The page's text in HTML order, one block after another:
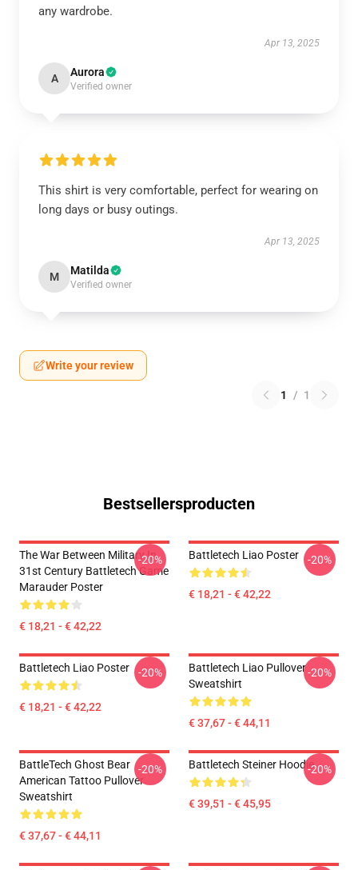
any wardrobe.
Apr 13, 2025
A Aurora
Verified owner
This shirt is very comfortable, perfect for wearing on
long days or busy outings.
Apr 13, 2025
M Matilda
Verified owner
Write your review
1 / 1
Bestsellersproducten
The War Between Military In
31st Century Battletech Game
Marauder Poster
€ 18,21 - € 42,22
-20% Battletech Liao Poster
€ 18,21 - € 42,22
-20%
Battletech Liao Poster
€ 18,21 - € 42,22
-20%
Battletech Liao Pullover
Sweatshirt
€ 37,67 - € 44,11
-20%
BattleTech Ghost Bear
American Tattoo Pullover
Sweatshirt
€ 37,67 - € 44,11
-20% Battletech Steiner Hoodie
€ 39,51 - € 45,95
-20%